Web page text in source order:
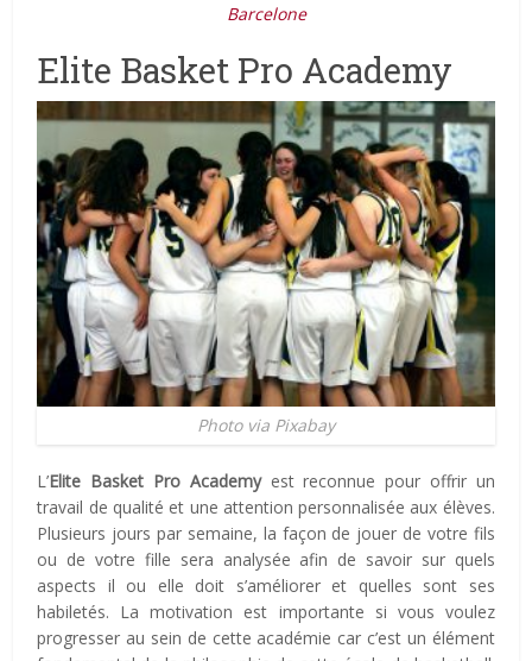
Barcelone
Elite Basket Pro Academy
Photo via Pixabay
L’Elite Basket Pro Academyest reconnue pour offrir un
travail de qualité et une attention personnalisée aux élèves.
Plusieurs jours par semaine, la façon de jouer de votre fils
ou de votre fille sera analysée afin de savoir sur quels
aspects il ou elle doit s’améliorer et quelles sont ses
habiletés. La motivation est importante si vous voulez
progresser au sein de cette académie car c’est un élément